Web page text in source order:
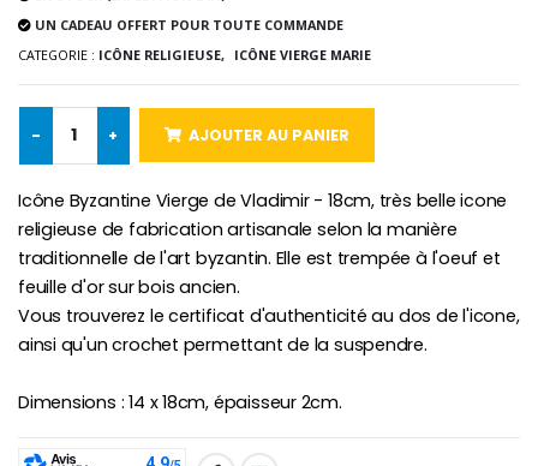
€78.00 €58.50
Huile d'Onction
€9.90
€4.90 €23.00
UN CADEAU OFFERT POUR TOUTE COMMANDE
CATEGORIE : ICÔNE RELIGIEUSE, ICÔNE VIERGE MARIE
- + AJOUTER AU PANIER
Icône Byzantine Vierge de Vladimir - 18cm, très belle icone
religieuse de fabrication artisanale selon la manière
traditionnelle de l'art byzantin. Elle est trempée à l'oeuf et
feuille d'or sur bois ancien.
Vous trouverez le certificat d'authenticité au dos de l'icone,
ainsi qu'un crochet permettant de la suspendre.
Dimensions : 14 x 18cm, épaisseur 2cm.